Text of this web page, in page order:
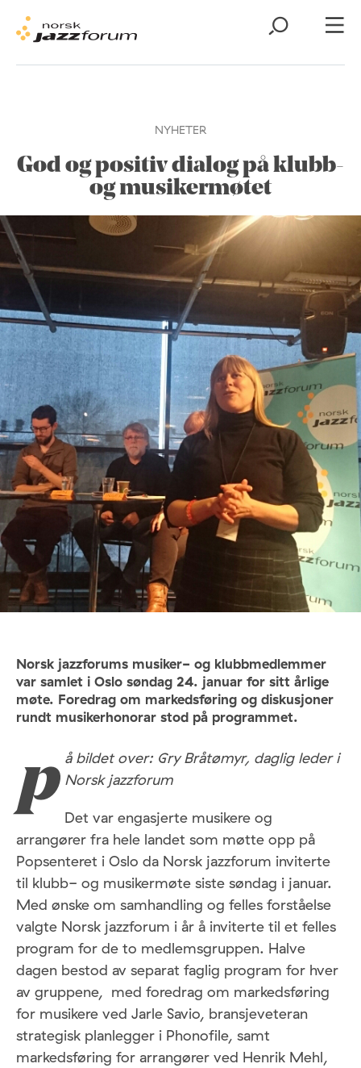
NYHETER
God og positiv dialog på klubb-
og musikermøtet
Norsk jazzforums musiker- og klubbmedlemmer
var samlet i Oslo søndag 24. januar for sitt årlige
møte. Foredrag om markedsføring og diskusjoner
rundt musikerhonorar stod på programmet.
p å bildet over: Gry Bråtømyr, daglig leder i
Norsk jazzforum
Det var engasjerte musikere og
arrangører fra hele landet som møtte opp på
Popsenteret i Oslo da Norsk jazzforum inviterte
til klubb- og musikermøte siste søndag i januar.
Med ønske om samhandling og felles forståelse
valgte Norsk jazzforum i år å inviterte til et felles
program for de to medlemsgruppen. Halve
dagen bestod av separat faglig program for hver
av gruppene, med foredrag om markedsføring
for musikere ved Jarle Savio, bransjeveteran
strategisk planlegger i Phonofile, samt
markedsføring for arrangører ved Henrik Mehl,